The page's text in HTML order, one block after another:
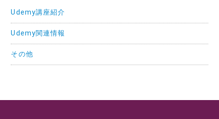
Udemy講座紹介
Udemy関連情報
その他